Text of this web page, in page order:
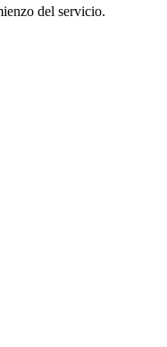
del servicio.